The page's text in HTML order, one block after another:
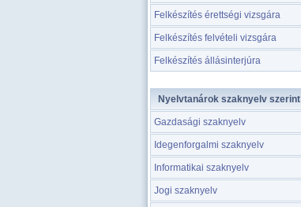
Felkészítés érettségi vizsgára
Felkészítés felvételi vizsgára
Felkészítés állásinterjúra
Nyelvtanárok szaknyelv szerint
Gazdasági szaknyelv
Idegenforgalmi szaknyelv
Informatikai szaknyelv
Jogi szaknyelv